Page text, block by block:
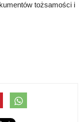
tożsamości i